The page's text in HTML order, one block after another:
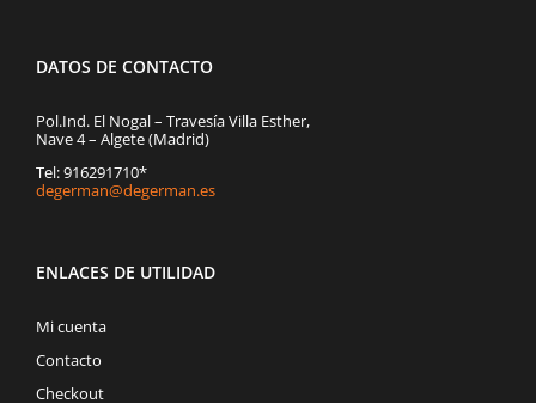
DATOS DE CONTACTO
Pol.Ind. El Nogal – Travesía Villa Esther,
Nave 4 – Algete (Madrid)
Tel: 916291710*
degerman@degerman.es
ENLACES DE UTILIDAD
Mi cuenta
Contacto
Checkout